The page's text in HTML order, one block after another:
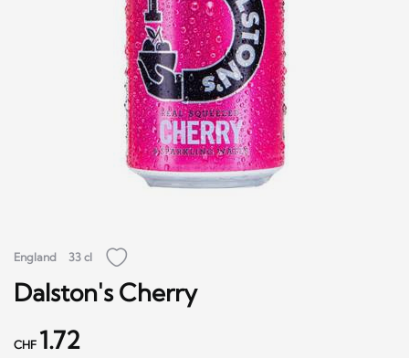
England 33 cl
Dalston's Cherry
CHF 1.72